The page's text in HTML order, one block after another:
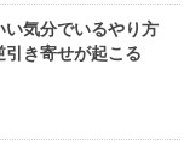
い気分でいるやり方
引き寄せが起こる